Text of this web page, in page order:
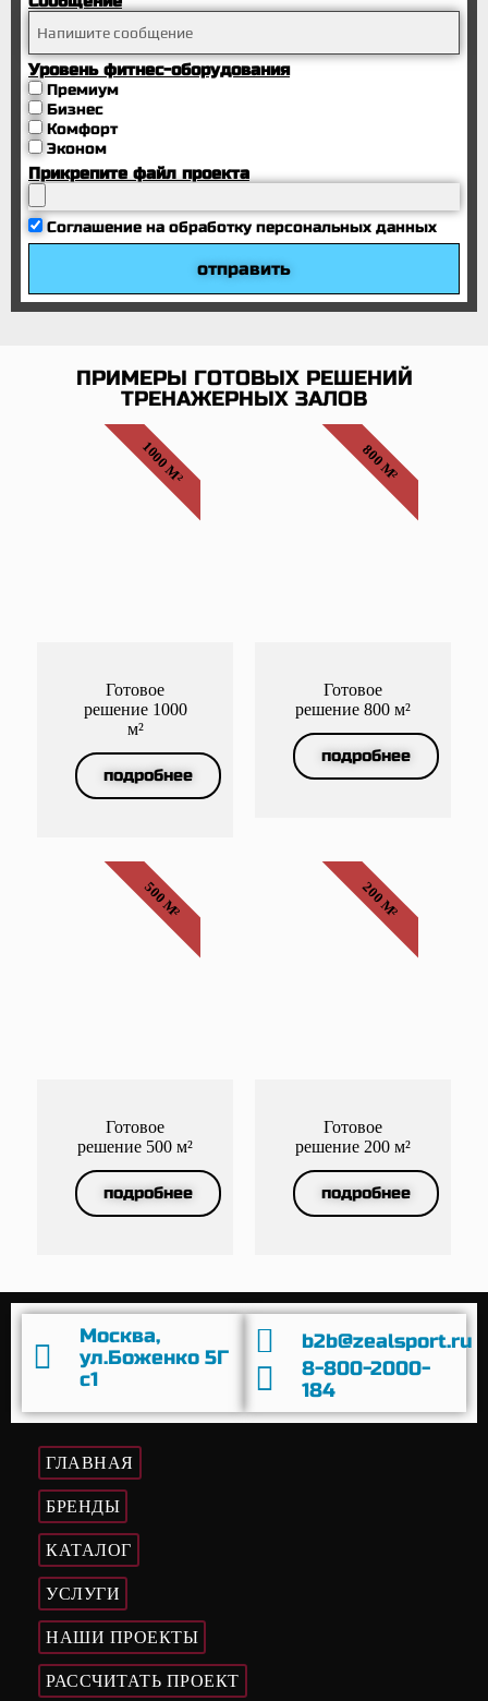
Уровень фитнес-оборудования
Премиум
Бизнес
Комфорт
Эконом
Прикрепите файл проекта
Соглашение на обработку персональных данных
отправить
ПРИМЕРЫ ГОТОВЫХ РЕШЕНИЙ
ТРЕНАЖЕРНЫХ ЗАЛОВ
Готовое
решение 1000
м²
подробнее
1000 М²
Готовое
решение 800 м²
подробнее
800 М²
Готовое
решение 500 м²
подробнее
500 М²
Готовое
решение 200 м²
подробнее
200 М²
Москва,
ул.Боженко 5Г
с1
b2b@zealsport.ru
8-800-2000-
184
ГЛАВНАЯ
БРЕНДЫ
КАТАЛОГ
УСЛУГИ
НАШИ ПРОЕКТЫ
РАССЧИТАТЬ ПРОЕКТ